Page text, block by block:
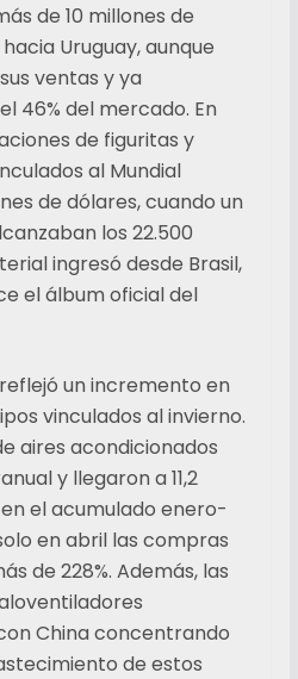
de 10 millones de
Uruguay, aunque
ventas y ya
46% del mercado. En
de figuritas y
al Mundial
de dólares, cuando un
los 22.500
ingresó desde Brasil,
el álbum oficial del
un incremento en
vinculados al invierno.
aires acondicionados
y llegaron a 11,2
el acumulado enero-
en abril las compras
de 228%. Además, las
China concentrando
de estos